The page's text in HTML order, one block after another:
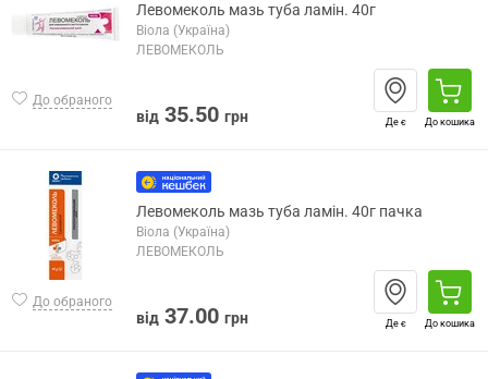
До обраного
Левомеколь мазь туба ламін. 40г
Віола (Україна)
ЛЕВОМЕКОЛЬ
від 35.50 грн Де є До кошика
До обраного
Левомеколь мазь туба ламін. 40г пачка
Віола (Україна)
ЛЕВОМЕКОЛЬ
від 37.00 грн Де є До кошика